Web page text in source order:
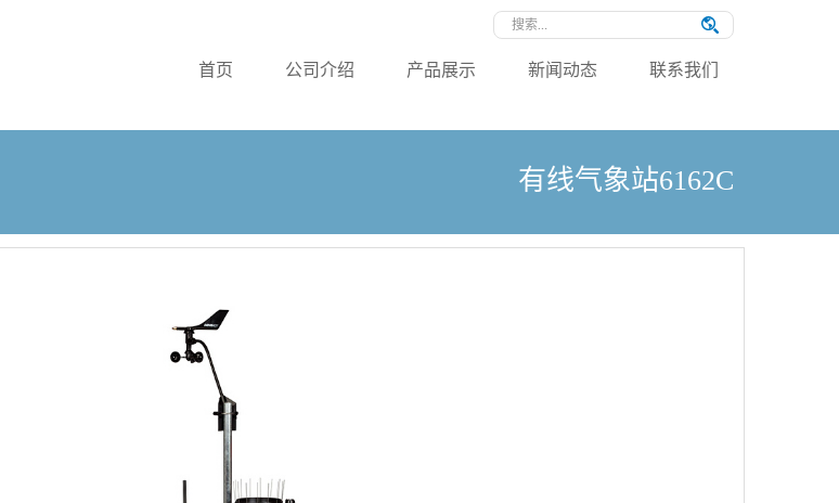
首页 公司介绍 产品展示 新闻动态 联系我们
有线气象站6162C